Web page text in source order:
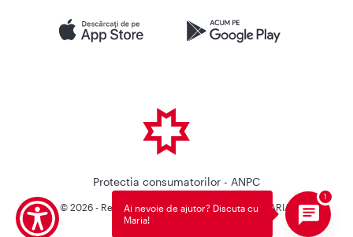
Protectia consumatorilor - ANPC
© 2026 - Reteaua Privata de Sanatate REGINA MARIA.
Toate drepturile rezervate.
Ai nevoie de ajutor? Discuta cu
Maria!